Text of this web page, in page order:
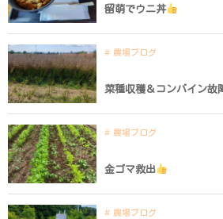
留萌でウニ丼
農場ブログ
菜種収穫＆コンバイン故
農場ブログ
金ゴマ救出
農場ブログ